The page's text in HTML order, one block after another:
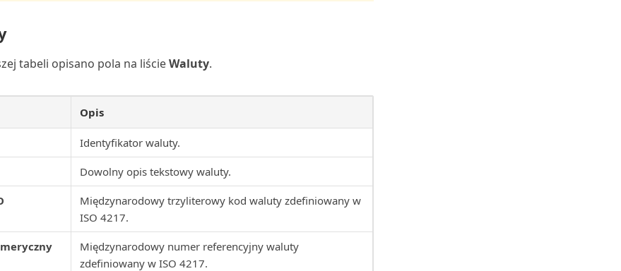
tabeli opisano pola na liścieWaluty.
Opis
Identyfikator waluty.
Dowolny opis tekstowy waluty.
Międzynarodowy trzyliterowy kod waluty zdefiniowany w
ISO 4217.
Międzynarodowy numer referencyjny waluty
zdefiniowany w ISO 4217.